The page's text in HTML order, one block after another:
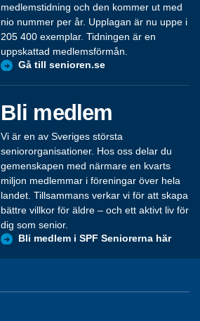
medlemstidning och den kommer ut med
nio nummer per år. Upplagan är nu uppe i
205 400 exemplar. Tidningen är en
uppskattad medlemsförmån.
Gå till senioren.se
Bli medlem
Vi är en av Sveriges största
seniororganisationer. Hos oss delar du
gemenskapen med närmare en kvarts
miljon medlemmar i föreningar över hela
landet. Tillsammans verkar vi för att skapa
bättre villkor för äldre – och ett aktivt liv för
dig som senior.
Bli medlem i SPF Seniorerna här